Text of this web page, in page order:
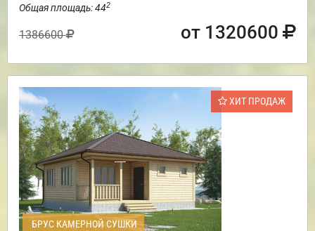
Общая площадь: 442
1386600 от 1320600
ХИТ ПРОДАЖ
БРУС КАМЕРНОЙ СУШКИ